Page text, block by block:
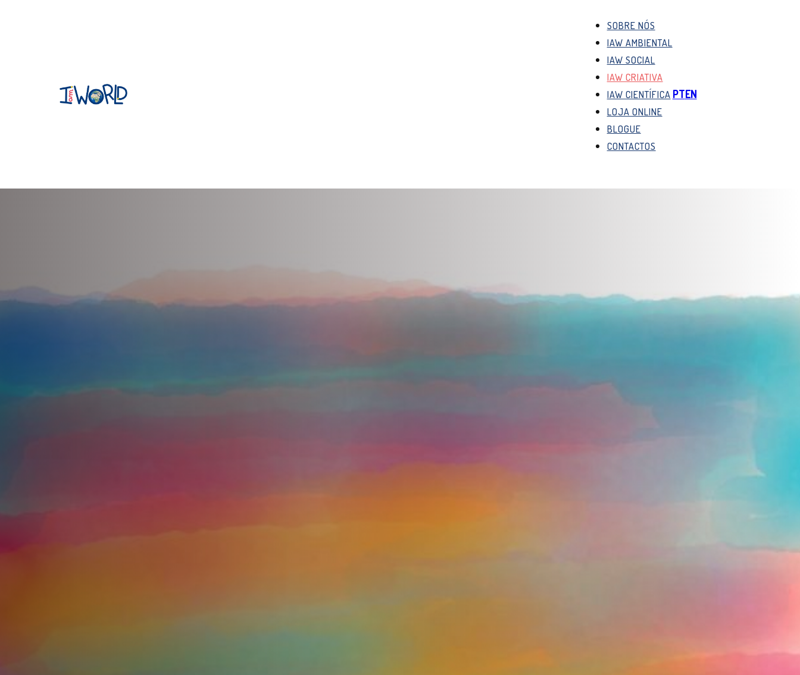
SOBRE NÓS
IAW AMBIENTAL
IAW SOCIAL
IAW CRIATIVA
IAW CIENTÍFICA
LOJA ONLINE
BLOGUE
CONTACTOS
PTEN